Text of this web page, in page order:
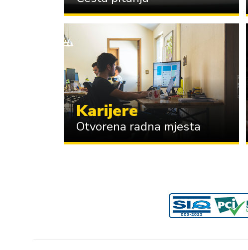
Karijere
Otvorena radna mjesta